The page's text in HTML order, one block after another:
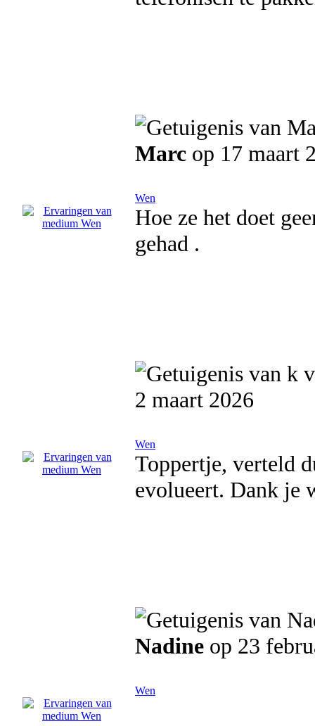
Marc op 17 maart
Wen
Hoe ze het doet
gehad .
2 maart 2026
Wen
Toppertje, verteld
evolueert. Dank je
Nadine op 23
Wen